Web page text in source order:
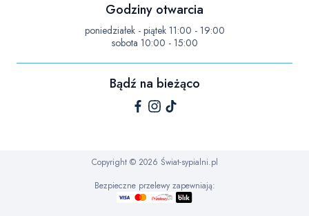
Godziny otwarcia
poniedziałek - piątek 11:00 - 19:00
sobota 10:00 - 15:00
Bądź na bieżąco
Copyright © 2026 Świat-sypialni.pl
Bezpieczne przelewy zapewniają: